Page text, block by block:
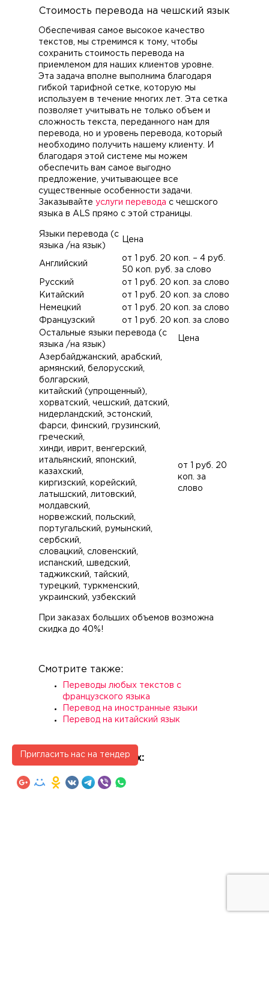
Пригласить нас на тендер
Стоимость перевода на чешский язык
Обеспечивая самое высокое качество
текстов, мы стремимся к тому, чтобы
сохранить стоимость перевода на
приемлемом для наших клиентов уровне.
Эта задача вполне выполнима благодаря
гибкой тарифной сетке, которую мы
используем в течение многих лет. Эта сетка
позволяет учитывать не только объем и
сложность текста, переданного нам для
перевода, но и уровень перевода, который
необходимо получить нашему клиенту. И
благодаря этой системе мы можем
обеспечить вам самое выгодно
предложение, учитывающее все
существенные особенности задачи.
Заказывайте услуги перевода с чешского
языка в ALS прямо с этой страницы.
Языки перевода (с
языка /на язык)
Цена
Английский
от 1 руб. 20 коп. – 4 руб.
50 коп. руб. за слово
Русский
от 1 руб. 20 коп. за слово
Китайский
от 1 руб. 20 коп. за слово
Немецкий
от 1 руб. 20 коп. за слово
Французский
от 1 руб. 20 коп. за слово
Остальные языки перевода (с
языка /на язык)
Цена
Азербайджанский, арабский,
армянский, белорусский,
болгарский,
китайский (упрощенный),
хорватский, чешский, датский,
нидерландский, эстонский,
фарси, финский, грузинский,
греческий,
хинди, иврит, венгерский,
итальянский, японский,
казахский,
киргизский, корейский,
латышский, литовский,
молдавский,
норвежский, польский,
португальский, румынский,
сербский,
словацкий, словенский,
испанский, шведский,
таджикский, тайский,
турецкий, туркменский,
украинский, узбекский
от 1 руб. 20
коп. за
слово
При заказах больших объемов возможна
скидка до 40%!
Смотрите также:
Переводы любых текстов с
французского языка
Перевод на иностранные языки
Перевод на китайский язык
Поделиться в соц. сетях: